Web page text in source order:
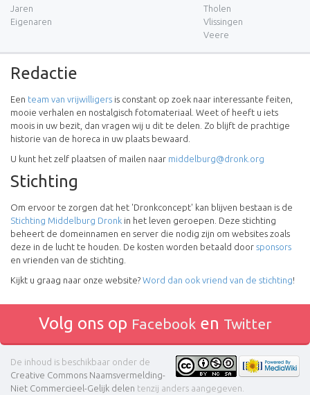
Jaren
Eigenaren
Tholen
Vlissingen
Veere
Redactie
Een team van vrijwilligers is constant op zoek naar interessante feiten,
mooie verhalen en nostalgisch fotomateriaal. Weet of heeft u iets
moois in uw bezit, dan vragen wij u dit te delen. Zo blijft de prachtige
historie van de horeca in uw plaats bewaard.
U kunt het zelf plaatsen of mailen naar middelburg@dronk.org
Stichting
Om ervoor te zorgen dat het 'Dronkconcept' kan blijven bestaan is de
Stichting Middelburg Dronk in het leven geroepen. Deze stichting
beheert de domeinnamen en server die nodig zijn om websites zoals
deze in de lucht te houden. De kosten worden betaald door sponsors
en vrienden van de stichting.
Kijkt u graag naar onze website? Word dan ook vriend van de stichting!
Volg ons op Facebooken Twitter
De inhoud is beschikbaar onder de
Creative Commons Naamsvermelding-
Niet Commercieel-Gelijk delen tenzij anders aangegeven.